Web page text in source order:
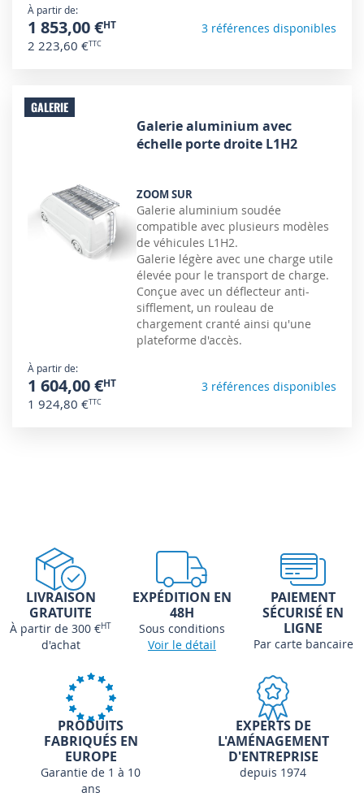
À partir de
1 853,00 €
2 223,60 €
3 références disponibles
GALERIE
Galerie aluminium avec
échelle porte droite L1H2
ZOOM SUR
Galerie aluminium soudée
compatible avec plusieurs modèles
de véhicules L1H2.
Galerie légère avec une charge utile
élevée pour le transport de charge.
Conçue avec un déflecteur anti-
sifflement, un rouleau de
chargement cranté ainsi qu'une
plateforme d'accès.
À partir de
1 604,00 €
1 924,80 €
3 références disponibles
LIVRAISON
GRATUITE
À partir de 300 €HT
d'achat
EXPÉDITION EN
48H
Sous conditions
Voir le détail
PAIEMENT
SÉCURISÉ EN
LIGNE
Par carte bancaire
PRODUITS
FABRIQUÉS EN
EUROPE
Garantie de 1 à 10
ans
EXPERTS DE
L'AMÉNAGEMENT
D'ENTREPRISE
depuis 1974